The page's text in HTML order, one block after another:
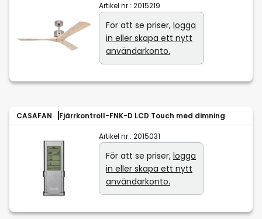
Artikel nr.: 2015219
För att se priser, logga
in eller skapa ett nytt
användarkonto.
CASAFAN Fjärrkontroll-FNK-D LCD Touch med dimning
Artikel nr.: 2015031
För att se priser, logga
in eller skapa ett nytt
användarkonto.